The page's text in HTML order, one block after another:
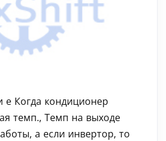
е Когда кондиционер
темп., Темп на выходе
а если инвертор, то